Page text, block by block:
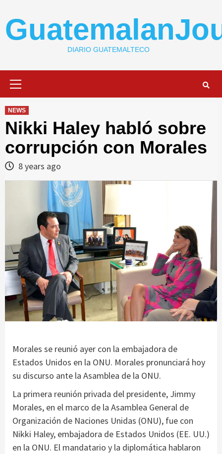
content
DIARIO GUATEMALTECO
NEWS
Nikki Haley habló sobre
corrupción con Morales
8 years ago
Morales se reunió ayer con la embajadora de
Estados Unidos en la ONU. Morales pronunciará hoy
su discurso ante la Asamblea de la ONU.
La primera reunión privada del presidente, Jimmy
Morales, en el marco de la Asamblea General de
Organización de Naciones Unidas (ONU), fue con
Nikki Haley, embajadora de Estados Unidos (EE. UU.)
en la ONU. El mandatario y la diplomática hablaron